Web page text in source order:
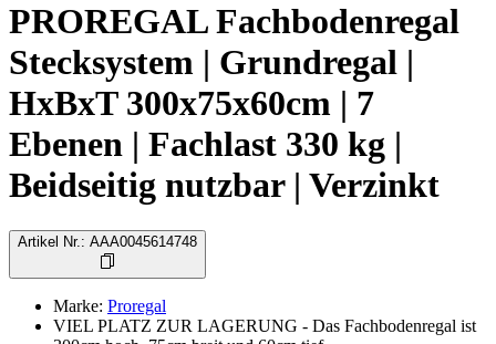
PROREGAL Fachbodenregal
Stecksystem | Grundregal |
HxBxT 300x75x60cm | 7
Ebenen | Fachlast 330 kg |
Beidseitig nutzbar | Verzinkt
Artikel Nr. : AAA0045614748
Marke: Proregal
VIEL PLATZ ZUR LAGERUNG - Das Fachbodenregal ist